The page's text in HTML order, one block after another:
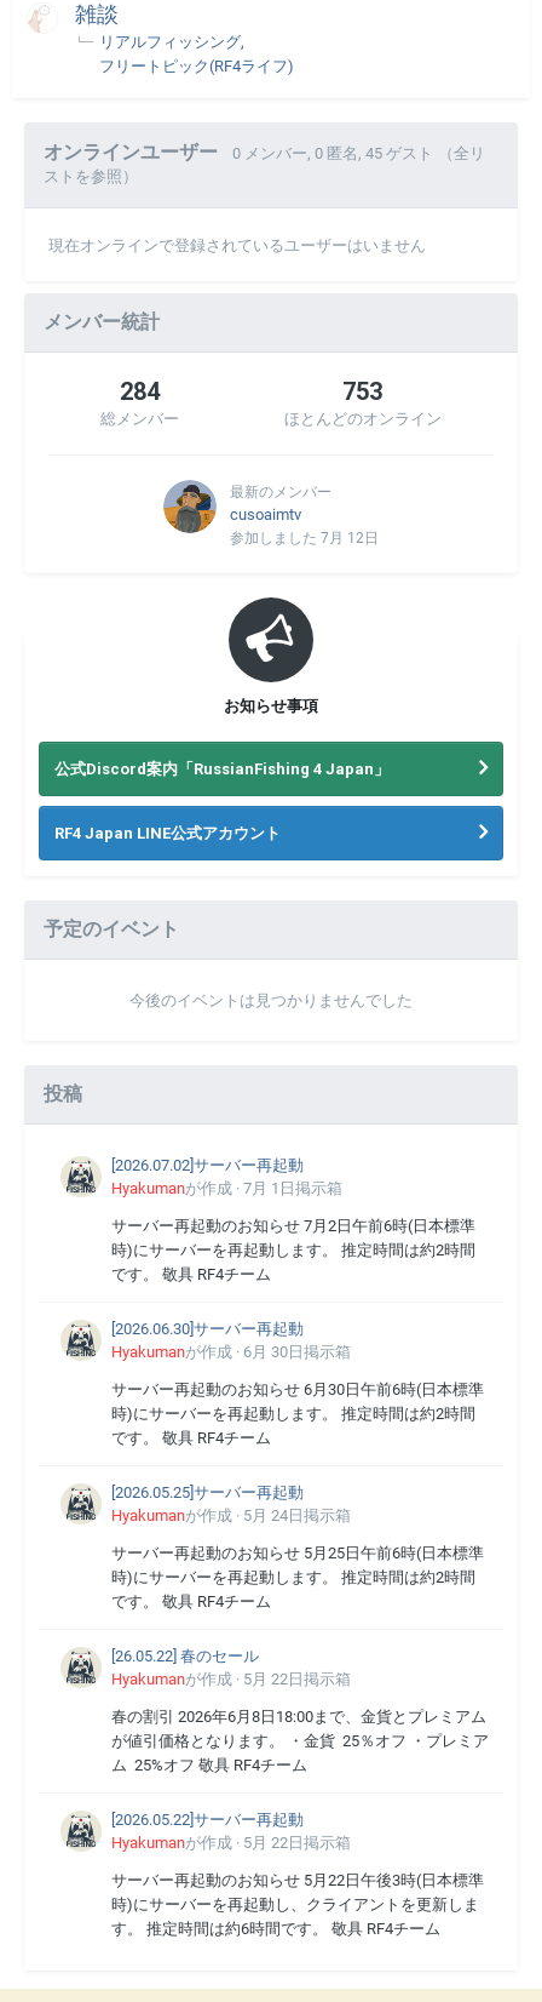
雑談
リアルフィッシング
フリートピック(RF4ライフ)
オンラインユーザー 0 メンバー, 0 匿名, 45 ゲスト
（全リ
ストを参照）
現在オンラインで登録されているユーザーはいません
メンバー統計
284
総メンバー
753
ほとんどのオンライン
最新のメンバー
cusoaimtv
参加しました 7月 12日
お知らせ事項
公式Discord案内「RussianFishing 4 Japan」
RF4 Japan LINE公式アカウント
予定のイベント
今後のイベントは見つかりませんでした
投稿
[2026.07.02]サーバー再起動
Hyakumanが作成 · 7月 1日掲示箱
サーバー再起動のお知らせ 7月2日午前6時(日本標準
時)にサーバーを再起動します。 推定時間は約2時間
です。 敬具 RF4チーム
[2026.06.30]サーバー再起動
Hyakumanが作成 · 6月 30日掲示箱
サーバー再起動のお知らせ 6月30日午前6時(日本標準
時)にサーバーを再起動します。 推定時間は約2時間
です。 敬具 RF4チーム
[2026.05.25]サーバー再起動
Hyakumanが作成 · 5月 24日掲示箱
サーバー再起動のお知らせ 5月25日午前6時(日本標準
時)にサーバーを再起動します。 推定時間は約2時間
です。 敬具 RF4チーム
[26.05.22] 春のセール
Hyakumanが作成 · 5月 22日掲示箱
春の割引 2026年6月8日18:00まで、金貨とプレミアム
が値引価格となります。 ・金貨 25％オフ ・プレミア
ム 25%オフ 敬具 RF4チーム
[2026.05.22]サーバー再起動
Hyakumanが作成 · 5月 22日掲示箱
サーバー再起動のお知らせ 5月22日午後3時(日本標準
時)にサーバーを再起動し、クライアントを更新しま
す。 推定時間は約6時間です。 敬具 RF4チーム